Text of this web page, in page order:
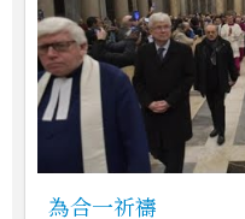
為合一祈禱